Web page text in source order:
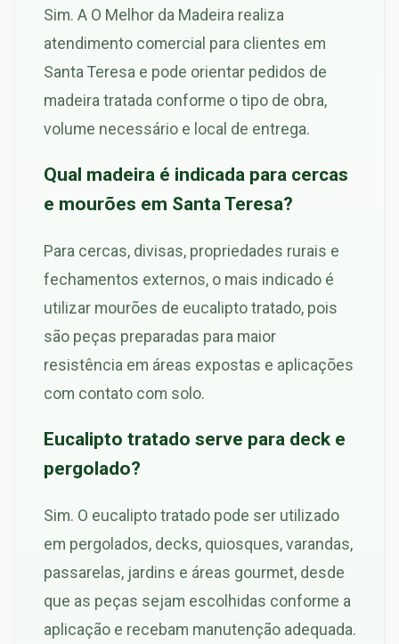
Sim. A O Melhor da Madeira realiza
atendimento comercial para clientes em
Santa Teresa e pode orientar pedidos de
madeira tratada conforme o tipo de obra,
volume necessário e local de entrega.
Qual madeira é indicada para cercas
e mourões em Santa Teresa?
Para cercas, divisas, propriedades rurais e
fechamentos externos, o mais indicado é
utilizar mourões de eucalipto tratado, pois
são peças preparadas para maior
resistência em áreas expostas e aplicações
com contato com solo.
Eucalipto tratado serve para deck e
pergolado?
Sim. O eucalipto tratado pode ser utilizado
em pergolados, decks, quiosques, varandas,
passarelas, jardins e áreas gourmet, desde
que as peças sejam escolhidas conforme a
aplicação e recebam manutenção adequada.